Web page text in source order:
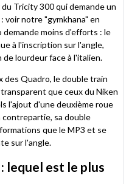
Tricity 300 qui demande un
voir notre "gymkhana" en
demande moins d'efforts : le
à l'inscription sur l'angle,
lourdeur face à l'italien.
des Quadro, le double train
que ceux du Niken
l'ajout d'une deuxième roue
contrepartie, sa double
que le MP3 et se
sur l'angle.
lequel est le plus